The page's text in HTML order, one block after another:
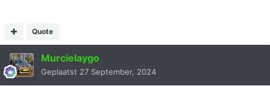
Quote
Murcielaygo
Geplaatst 27 September, 2024